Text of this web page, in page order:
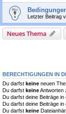
Letzter Beitrag
Neues Thema
BERECHTIGUNGEN IN
Du darfst keine neuen
Du darfst keineAntworten
Du darfst deine Beiträge in
Du darfst deine Beiträge in
Du darfst keine